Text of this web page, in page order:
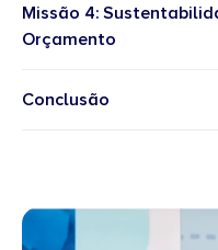
Missão 4:
Orçamento
Conclusão